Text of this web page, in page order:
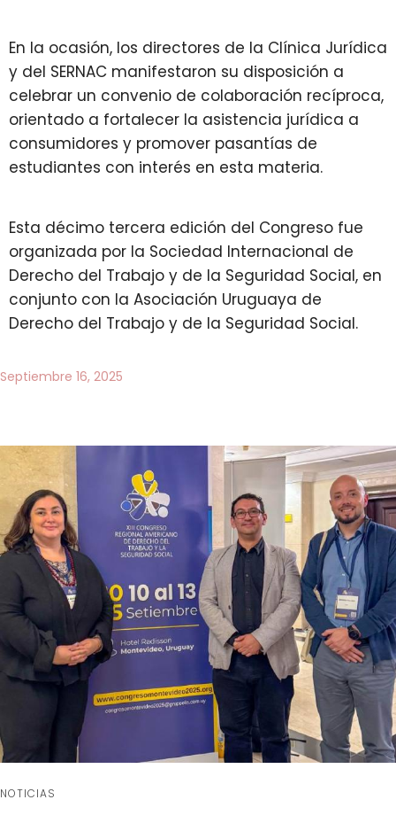
En la ocasión, los directores de la Clínica Jurídica
y del SERNAC manifestaron su disposición a
celebrar un convenio de colaboración recíproca,
orientado a fortalecer la asistencia jurídica a
consumidores y promover pasantías de
estudiantes con interés en esta materia.
Esta décimo tercera edición del Congreso fue
organizada por la Sociedad Internacional de
Derecho del Trabajo y de la Seguridad Social, en
conjunto con la Asociación Uruguaya de
Derecho del Trabajo y de la Seguridad Social.
Septiembre 16, 2025
NOTICIAS